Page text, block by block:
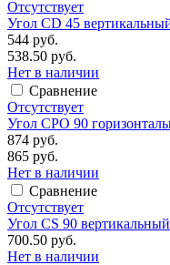
Отсутствует
Угол CD 45
544 руб.
538.50 руб.
Нет в наличии
Сравнение
Отсутствует
Угол CPO 90
874 руб.
865 руб.
Нет в наличии
Сравнение
Отсутствует
Угол CS 90
700.50 руб.
Нет в наличии